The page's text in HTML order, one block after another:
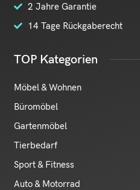
2 Jahre Garantie
14 Tage Rückgaberecht
TOP Kategorien
Möbel & Wohnen
Büromöbel
Gartenmöbel
Tierbedarf
Sport & Fitness
Auto & Motorrad